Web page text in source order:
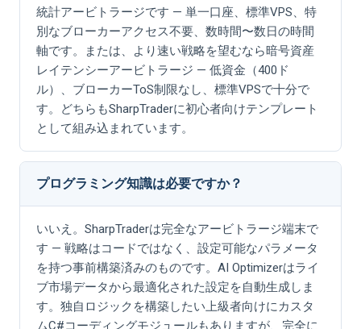
統計アービトラージです — 単一口座、標準VPS、特
別なブローカーアクセス不要、数時間〜数日の時間
軸です。または、より速い戦略を望むなら暗号資産
レイテンシーアービトラージ — 低資金（400ド
ル）、ブローカーToS制限なし、標準VPSで十分で
す。どちらもSharpTraderに初心者向けテンプレート
として組み込まれています。
プログラミング知識は必要ですか？
いいえ。SharpTraderは完全なアービトラージ端末で
す — 戦略はコードではなく、設定可能なパラメータ
を持つ事前構築済みのものです。AI Optimizerはライ
ブ市場データから最適化された設定を自動生成しま
す。独自ロジックを構築したい上級者向けにカスタ
ムC#コーディングモジュールもありますが、完全に